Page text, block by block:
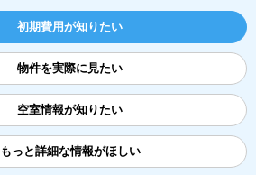
初期費用が知りたい
物件を実際に見たい
空室情報が知りたい
もっと詳細な情報がほしい